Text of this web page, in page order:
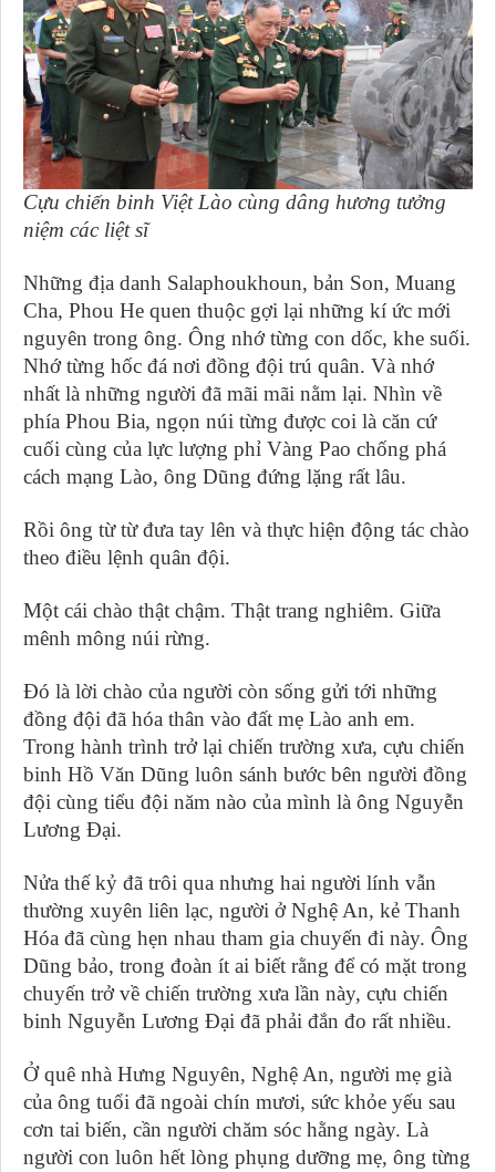
Cựu chiến binh Việt Lào cùng dâng hương tưởng
niệm các liệt sĩ
Những địa danh Salaphoukhoun, bản Son, Muang
Cha, Phou He quen thuộc gợi lại những kí ức mới
nguyên trong ông. Ông nhớ từng con dốc, khe suối.
Nhớ từng hốc đá nơi đồng đội trú quân. Và nhớ
nhất là những người đã mãi mãi nằm lại. Nhìn về
phía Phou Bia, ngọn núi từng được coi là căn cứ
cuối cùng của lực lượng phỉ Vàng Pao chống phá
cách mạng Lào, ông Dũng đứng lặng rất lâu.
Rồi ông từ từ đưa tay lên và thực hiện động tác chào
theo điều lệnh quân đội.
Một cái chào thật chậm. Thật trang nghiêm. Giữa
mênh mông núi rừng.
Đó là lời chào của người còn sống gửi tới những
đồng đội đã hóa thân vào đất mẹ Lào anh em.
Trong hành trình trở lại chiến trường xưa, cựu chiến
binh Hồ Văn Dũng luôn sánh bước bên người đồng
đội cùng tiểu đội năm nào của mình là ông Nguyễn
Lương Đại.
Nửa thế kỷ đã trôi qua nhưng hai người lính vẫn
thường xuyên liên lạc, người ở Nghệ An, kẻ Thanh
Hóa đã cùng hẹn nhau tham gia chuyến đi này. Ông
Dũng bảo, trong đoàn ít ai biết rằng để có mặt trong
chuyến trở về chiến trường xưa lần này, cựu chiến
binh Nguyễn Lương Đại đã phải đắn đo rất nhiều.
Ở quê nhà Hưng Nguyên, Nghệ An, người mẹ già
của ông tuổi đã ngoài chín mươi, sức khỏe yếu sau
cơn tai biến, cần người chăm sóc hằng ngày. Là
người con luôn hết lòng phụng dưỡng mẹ, ông từng